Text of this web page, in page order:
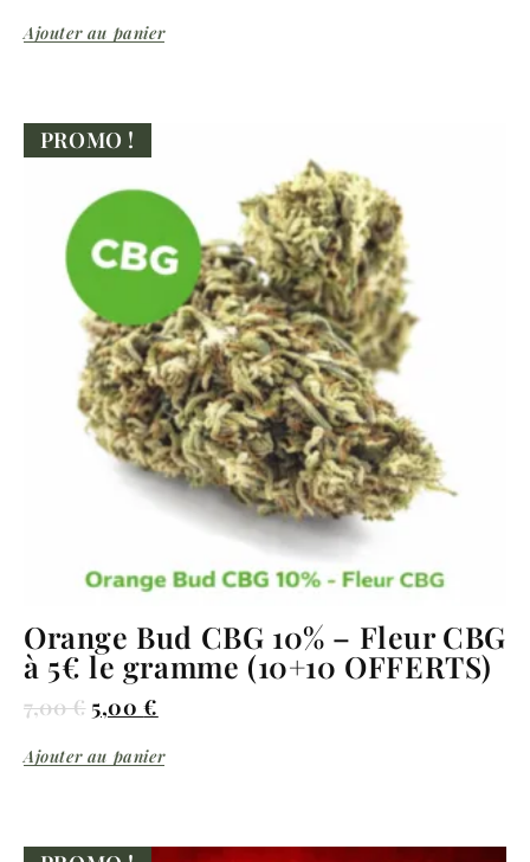
Ajouter au panier
PROMO !
Orange Bud CBG 10% – Fleur CBG
à 5€ le gramme (10+10 OFFERTS)
7,00€ 5,00€
Ajouter au panier